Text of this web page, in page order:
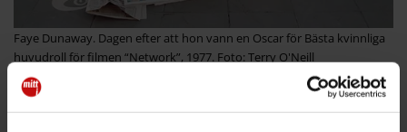
Faye Dunaway. Dagen efter att hon vann en Oscar för Bästa kvinnliga
huvudroll för ­filmen “Network”, 1977. Foto: Terry O'Neill